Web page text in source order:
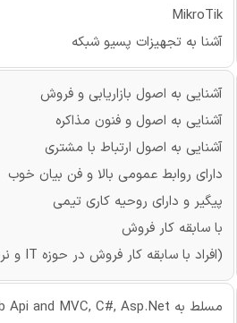
MikroTik
آشنا به تجهیزات پسیو شبکه
آشنایی به اصول بازاریابی و فروش
آشنایی به اصول و فنون مذاکره
آشنایی به اصول ارتباط با مشتری
دارای روابط عمومی بالا و فن بیان خوب
پیگیر و دارای روحیه کاری تیمی
با سابقه کار فروش
(افراد با سابقه کار فروش در حوزه IT و نرم افزار در اولویت می باشند)
مسلط به Web Api and MVC, C#, Asp.Net